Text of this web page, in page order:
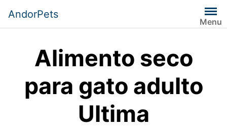
contenido
AndorPets
Menu
Alimento seco
para gato adulto
Ultima